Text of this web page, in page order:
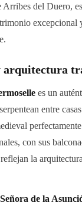
del Duero,
excepcional
arquitectura
es un
entre
con sus
la
de la